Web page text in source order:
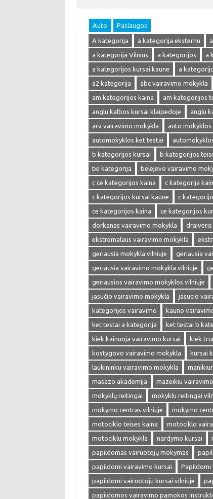
Auto Paslaugos
A kategorija a kategorija eksternu
a kategorija Vilnius
a kategorijos a
a kategorijos kursai kaune
a
a2 kategorija
abc vairavimo mokykla
am kategorijos kaina
am kategorijos
anglu kalbos kursai klaipedoje
anglu
arv vairavimo mokykla
auto mokyklos
automokyklos ket testai
b kategorijos kursai
b kategorijos
be kategorija
belejevo vairavimo
c ce kategorijos kaina
c kategorija
c kategorijos kursai kaune
c
ce kategorijos kaina
ce kategorijos
dorkanas vairavimo mokykla
ekstremalaus vairavimo mokykla
geriausia mokykla vilniuje
geriausia
geriausia vairavimo mokykla vilniuje
geriausios vairavimo mokyklos vilniuje
jasučio vairavimo mokykla
jasucio
kategorijos vairavimo
kauno
ket testai a kategorija
ket testai b
kiek kainuoja vairavimo kursai
kiek
kostygovo vairavimo mokykla
kursai
laukininku vairavimo mokykla
masazo akademija
mazeikiu
mokyklų reitingai
mokyklu reitingai
mokymo centras vilniuje
mokymo
motociklo teises kaina
motociklo
motociklu mokykla
nardymo kursai
papildomas vairuotojų mokymas
papildomi vairavimo kursai
Papildomi
papildomi vairuotoju kursai vilniuje
papildomos vairavimo pamokos